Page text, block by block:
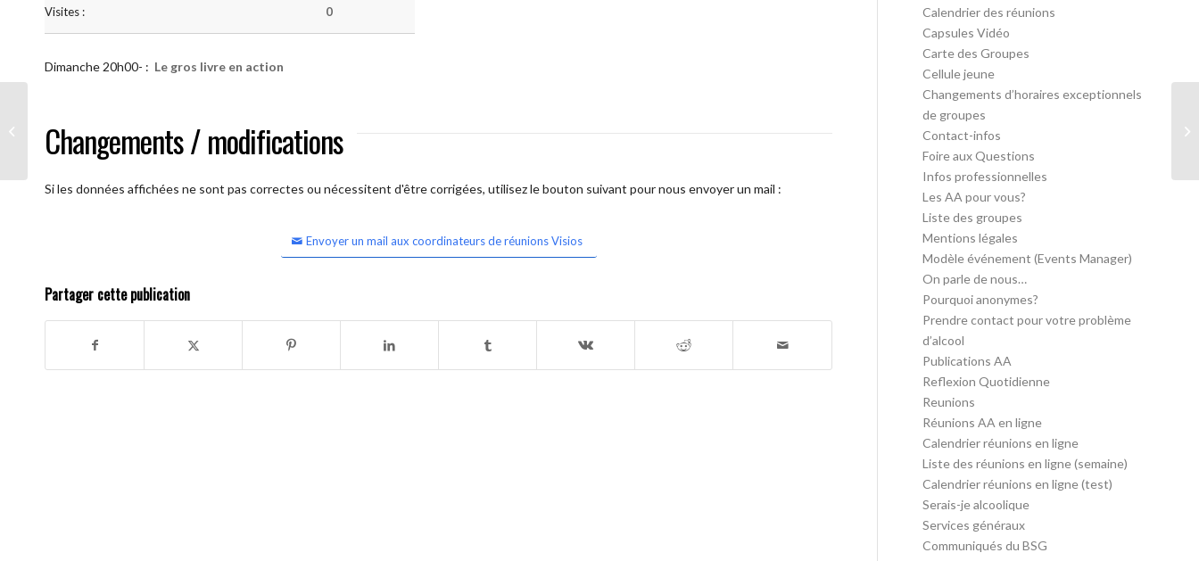
Visites : 0
Dimanche 20h00- : Le gros livre en action
Changements / modifications
Si les données affichées ne sont pas correctes ou nécessitent d'être corrigées, utilisez le bouton suivant pour nous envoyer un mail :
Envoyer un mail aux coordinateurs de réunions Visios
Partager cette publication
Calendrier des réunions
Capsules Vidéo
Carte des Groupes
Cellule jeune
Changements d’horaires exceptionnels
de groupes
Contact-infos
Foire aux Questions
Infos professionnelles
Les AA pour vous?
Liste des groupes
Mentions légales
Modèle événement (Events Manager)
On parle de nous…
Pourquoi anonymes?
Prendre contact pour votre problème
d’alcool
Publications AA
Reflexion Quotidienne
Reunions
Réunions AA en ligne
Calendrier réunions en ligne
Liste des réunions en ligne (semaine)
Calendrier réunions en ligne (test)
Serais-je alcoolique
Services généraux
Communiqués du BSG
action)